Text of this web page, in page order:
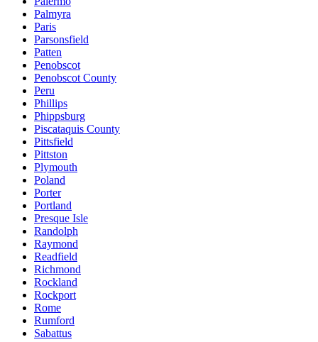
Palmyra
Paris
Parsonsfield
Patten
Penobscot
Penobscot County
Peru
Phillips
Phippsburg
Piscataquis County
Pittsfield
Pittston
Plymouth
Poland
Porter
Portland
Presque Isle
Randolph
Raymond
Readfield
Richmond
Rockland
Rockport
Rome
Rumford
Sabattus